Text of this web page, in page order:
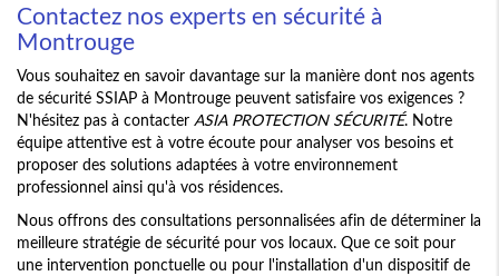
Contactez nos experts en sécurité à
Montrouge
Vous souhaitez en savoir davantage sur la manière dont nos agents
de sécurité SSIAP à Montrouge peuvent satisfaire vos exigences ?
N'hésitez pas à contacter ASIA PROTECTION SÉCURITÉ. Notre
équipe attentive est à votre écoute pour analyser vos besoins et
proposer des solutions adaptées à votre environnement
professionnel ainsi qu'à vos résidences.
Nous offrons des consultations personnalisées afin de déterminer la
meilleure stratégie de sécurité pour vos locaux. Que ce soit pour
une intervention ponctuelle ou pour l'installation d'un dispositif de